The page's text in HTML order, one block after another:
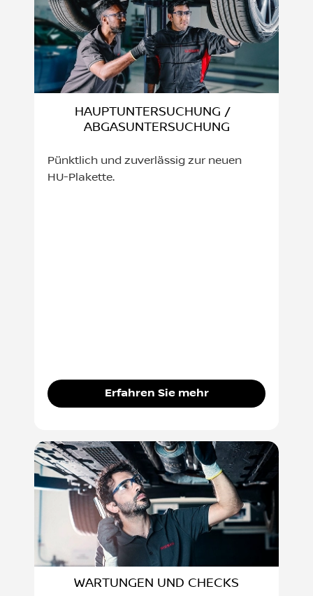
HAUPTUNTERSUCHUNG /
ABGASUNTERSUCHUNG
Pünktlich und zuverlässig zur neuen
HU-Plakette.
Erfahren Sie mehr
WARTUNGEN UND CHECKS